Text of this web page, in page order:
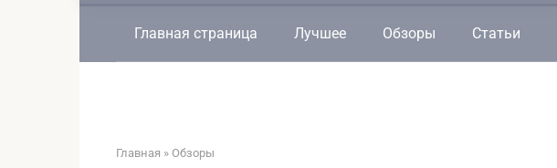
Главная страница Лучшее Обзоры Статьи
Главная » Обзоры